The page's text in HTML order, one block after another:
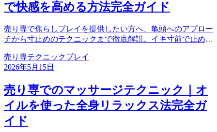
で快感を高める方法完全ガイド
売り専で焦らしプレイを提供したい方へ、亀頭へのアプロー
チから寸止めのテクニックまで徹底解説。イキ寸前で止める
ウハウを紹介。お客様を限界へ導くテクニックを身につけま
しょう。
売り専テクニックプレイ
2026年5月15日
売り専でのマッサージテクニック｜オ
イルを使った全身リラックス法完全ガ
イド